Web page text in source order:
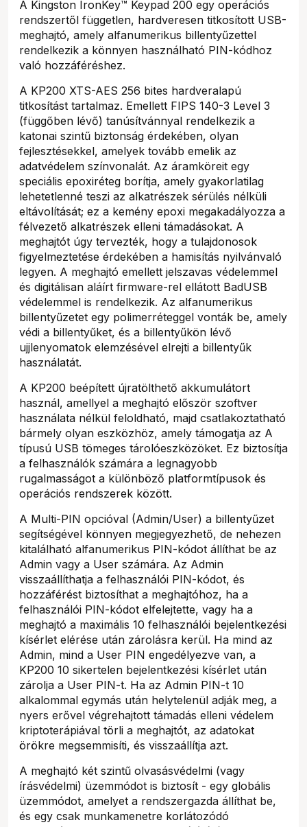
A Kingston IronKey™ Keypad 200 egy operációs
rendszertől független, hardveresen titkosított USB-
meghajtó, amely alfanumerikus billentyűzettel
rendelkezik a könnyen használható PIN-kódhoz
való hozzáféréshez.
A KP200 XTS-AES 256 bites hardveralapú
titkosítást tartalmaz. Emellett FIPS 140-3 Level 3
(függőben lévő) tanúsítvánnyal rendelkezik a
katonai szintű biztonság érdekében, olyan
fejlesztésekkel, amelyek tovább emelik az
adatvédelem színvonalát. Az áramköreit egy
speciális epoxiréteg borítja, amely gyakorlatilag
lehetetlenné teszi az alkatrészek sérülés nélküli
eltávolítását; ez a kemény epoxi megakadályozza a
félvezető alkatrészek elleni támadásokat. A
meghajtót úgy tervezték, hogy a tulajdonosok
figyelmeztetése érdekében a hamisítás nyilvánvaló
legyen. A meghajtó emellett jelszavas védelemmel
és digitálisan aláírt firmware-rel ellátott BadUSB
védelemmel is rendelkezik. Az alfanumerikus
billentyűzetet egy polimerréteggel vonták be, amely
védi a billentyűket, és a billentyűkön lévő
ujjlenyomatok elemzésével elrejti a billentyűk
használatát.
A KP200 beépített újratölthető akkumulátort
használ, amellyel a meghajtó először szoftver
használata nélkül feloldható, majd csatlakoztatható
bármely olyan eszközhöz, amely támogatja az A
típusú USB tömeges tárolóeszközöket. Ez biztosítja
a felhasználók számára a legnagyobb
rugalmasságot a különböző platformtípusok és
operációs rendszerek között.
A Multi-PIN opcióval (Admin/User) a billentyűzet
segítségével könnyen megjegyezhető, de nehezen
kitalálható alfanumerikus PIN-kódot állíthat be az
Admin vagy a User számára. Az Admin
visszaállíthatja a felhasználói PIN-kódot, és
hozzáférést biztosíthat a meghajtóhoz, ha a
felhasználói PIN-kódot elfelejtette, vagy ha a
meghajtó a maximális 10 felhasználói bejelentkezési
kísérlet elérése után zárolásra kerül. Ha mind az
Admin, mind a User PIN engedélyezve van, a
KP200 10 sikertelen bejelentkezési kísérlet után
zárolja a User PIN-t. Ha az Admin PIN-t 10
alkalommal egymás után helytelenül adják meg, a
nyers erővel végrehajtott támadás elleni védelem
kriptoterápiával törli a meghajtót, az adatokat
örökre megsemmisíti, és visszaállítja azt.
A meghajtó két szintű olvasásvédelmi (vagy
írásvédelmi) üzemmódot is biztosít - egy globális
üzemmódot, amelyet a rendszergazda állíthat be,
és egy csak munkamenetre korlátozódó